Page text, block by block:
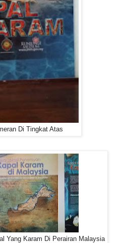
Di Tingkat Atas
Yang Karam Di Perairan Malaysia